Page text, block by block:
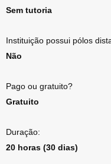
Sem tutoria
Instituição possui pólos
Não
Pago ou gratuito?
Gratuito
Duração:
20 horas (30 dias)